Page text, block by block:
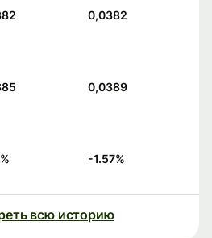
0,0382
0,0389
% -1.57%
всю историю